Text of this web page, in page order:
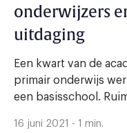
onderwijzers
uitdaging
Een kwart van de
primair onderwijs
een basisschool.
16 juni 2021 - 1 min.